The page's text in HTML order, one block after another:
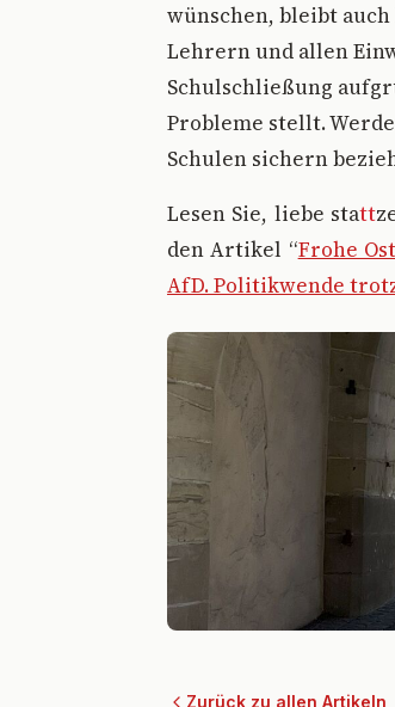
wünschen, bleibt
Lehrern und allen
Schulschließung
Probleme stellt.
Schulen sichern
Lesen Sie, liebe statt
den Artikel “Frohe
AfD. Politikwende
Zurück zu allen Artikeln